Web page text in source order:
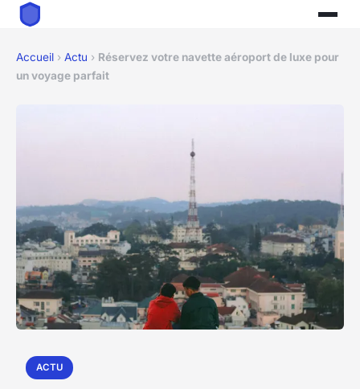
Accueil › Actu › Réservez votre navette aéroport de luxe pour
un voyage parfait
ACTU